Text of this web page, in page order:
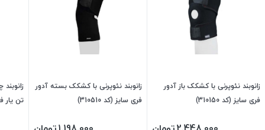
زانوبند نئوپرنی با کشکک باز آدور
فری سایز (کد 310150)
زانوبند نئوپرنی با کشکک بسته آدور
فری سایز (کد 310510)
تن یار